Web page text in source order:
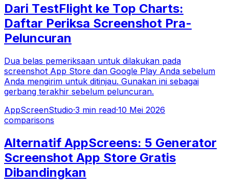
Dari TestFlight ke Top Charts:
Daftar Periksa Screenshot Pra-
Peluncuran
Dua belas pemeriksaan untuk dilakukan pada
screenshot App Store dan Google Play Anda sebelum
Anda mengirim untuk ditinjau. Gunakan ini sebagai
gerbang terakhir sebelum peluncuran.
AppScreenStudio·3 min read·10 Mei 2026
comparisons
Alternatif AppScreens: 5 Generator
Screenshot App Store Gratis
Dibandingkan